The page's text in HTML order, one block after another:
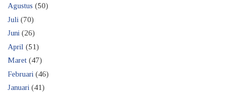
Agustus (50)
Juli (70)
Juni (26)
April (51)
Maret (47)
Februari (46)
Januari (41)